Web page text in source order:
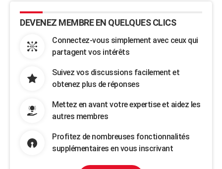
DEVENEZ MEMBRE EN QUELQUES CLICS
Connectez-vous simplement avec ceux qui
partagent vos intérêts
Suivez vos discussions facilement et
obtenez plus de réponses
Mettez en avant votre expertise et aidez les
autres membres
Profitez de nombreuses fonctionnalités
supplémentaires en vous inscrivant